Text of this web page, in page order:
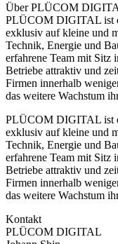
Über PLÜCOM
PLÜCOM DIGITAL ist
exklusiv auf kleine und
Technik, Energie und
erfahrene Team mit Sitz
Betriebe attraktiv und
Firmen innerhalb
das weitere Wachstum
PLÜCOM DIGITAL ist
exklusiv auf kleine und
Technik, Energie und
erfahrene Team mit Sitz
Betriebe attraktiv und
Firmen innerhalb
das weitere Wachstum
Kontakt
PLÜCOM DIGITAL